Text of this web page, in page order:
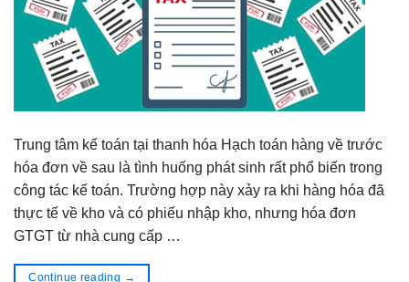
Trung tâm kế toán tại thanh hóa Hạch toán hàng về trước
hóa đơn về sau là tình huống phát sinh rất phổ biến trong
công tác kế toán. Trường hợp này xảy ra khi hàng hóa đã
thực tế về kho và có phiếu nhập kho, nhưng hóa đơn
GTGT từ nhà cung cấp …
Continue reading →